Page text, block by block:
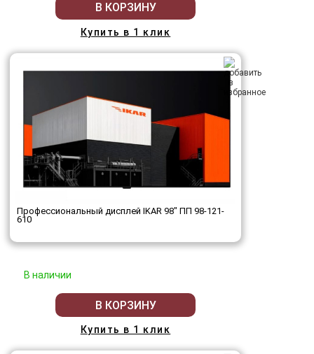
В КОРЗИНУ
Купить в 1 клик
Профессиональный дисплей IKAR 98" ПП 98-121-
610
В наличии
В КОРЗИНУ
Купить в 1 клик